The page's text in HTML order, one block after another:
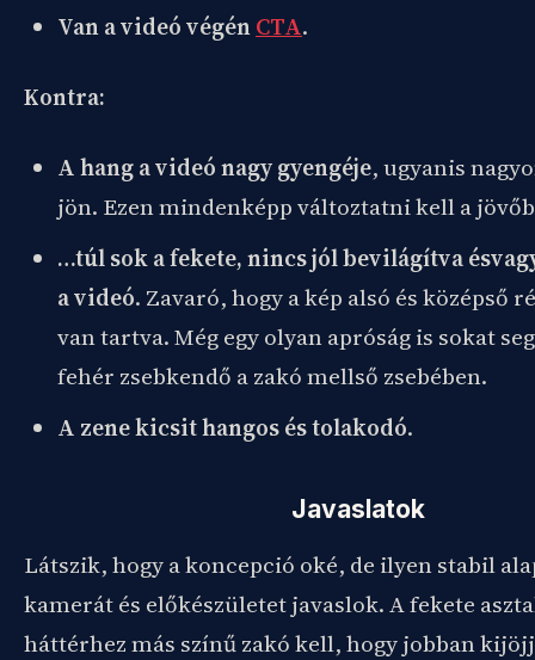
Van a videó végénCTA.
Kontra:
A hang a videó nagy gyengéje, ugyanis
jön. Ezen mindenképp változtatni kell a
…túl sok a fekete, nincs jól bevilágítva
a videó. Zavaró, hogy a kép alsó és középső
van tartva. Még egy olyan apróság is sokat
fehér zsebkendő a zakó mellső zsebében.
A zene kicsit hangos és tolakodó.
Javaslatok
Látszik, hogy a koncepció oké, de ilyen stabil
kamerát és előkészületet javaslok. A fekete
háttérhez más színű zakó kell, hogy jobban